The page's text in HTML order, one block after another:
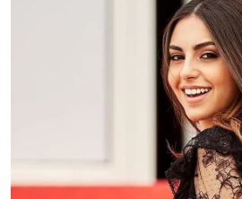
menghubungi penolong
jenayah, Sarjan Mejar
talian 09-7257222.
Nenek tular mencuri di majlis
Curi beg tangan di majlis
emas direman